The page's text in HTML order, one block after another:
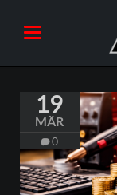
19
MÄR
0